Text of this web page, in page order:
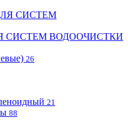
ВОДООЧИСТКИ
26
21
88